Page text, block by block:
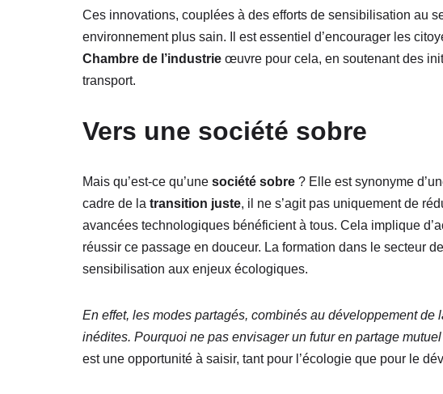
Ces innovations, couplées à des efforts de sensibilisation au
environnement plus sain. Il est essentiel d’encourager les
Chambre de l’industrie œuvre pour cela, en soutenant des
transport.
Vers une société sobre
Mais qu’est-ce qu’une société sobre ? Elle est synonyme
cadre de la transition juste, il ne s’agit pas uniquement de
avancées technologiques bénéficient à tous. Cela implique
réussir ce passage en douceur. La formation dans le secteur
sensibilisation aux enjeux écologiques.
En effet, les modes partagés, combinés au développement de
inédites. Pourquoi ne pas envisager un futur en partage
est une opportunité à saisir, tant pour l’écologie que pour le